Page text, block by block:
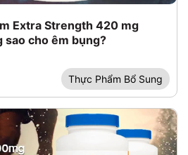
Extra Strength 420 mg
sao cho êm bụng?
Thực Phẩm Bổ Sung